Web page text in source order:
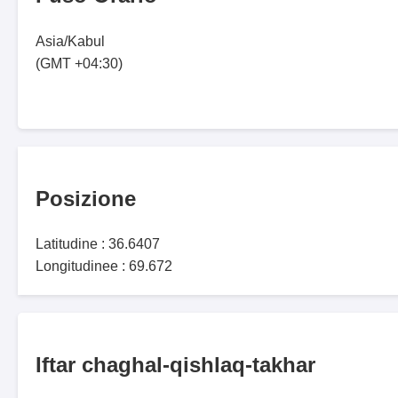
Asia/Kabul
(GMT +04:30)
Posizione
Latitudine : 36.6407
Longitudinee : 69.672
Iftar chaghal-qishlaq-takhar